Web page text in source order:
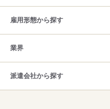
雇用形態から探す
業界
派遣会社から探す